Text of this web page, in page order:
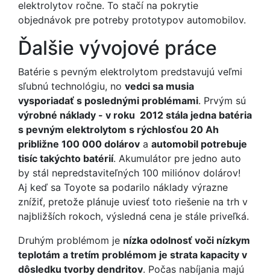
elektrolytov ročne. To stačí na pokrytie
objednávok pre potreby prototypov automobilov.
Ďalšie vývojové práce
Batérie s pevným elektrolytom predstavujú veľmi
sľubnú technológiu, no vedci sa musia
vysporiadať s poslednými problémami. Prvým sú
výrobné náklady - v roku 2012 stála jedna batéria
s pevným elektrolytom s rýchlosťou 20 Ah
približne 100 000 dolárov a automobil potrebuje
tisíc takýchto batérií. Akumulátor pre jedno auto
by stál nepredstaviteľných 100 miliónov dolárov!
Aj keď sa Toyote sa podarilo náklady výrazne
znížiť, pretože plánuje uviesť toto riešenie na trh v
najbližších rokoch, výsledná cena je stále priveľká.
Druhým problémom je nízka odolnosť voči nízkym
teplotám a tretím problémom je strata kapacity v
dôsledku tvorby dendritov. Počas nabíjania majú